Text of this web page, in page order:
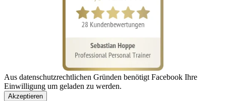
Aus datenschutzrechtlichen Gründen benötigt Facebook Ihre
Einwilligung um geladen zu werden.
Akzeptieren